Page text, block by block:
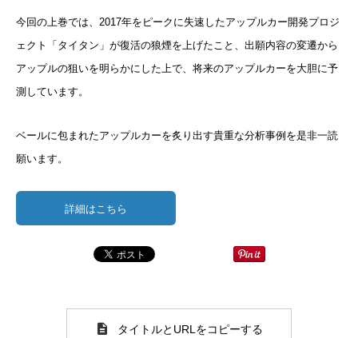
今回の上巻では、2017年をピークに失速したアップルカー開発プロジ
ェクト「タイタン」が復活の狼煙を上げたこと、出願内容の変遷から
アップルの狙いを明らかにした上で、将来のア ップルカーを大胆に予
測しています。
ベールに包まれたアップルカーを炙り出す貴重な分析事例を是非一読
願います。
詳細はこちら
タイトルとURLをコピーする